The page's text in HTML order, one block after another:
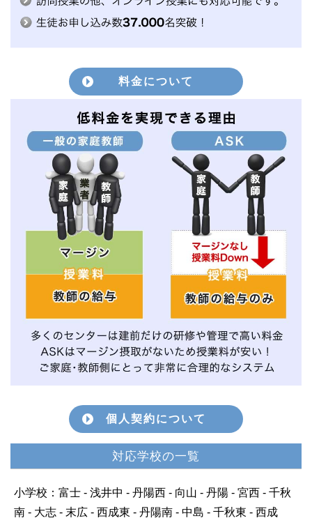
料金について
個人契約について
対応学校の一覧
小学校：富士 - 浅井中 - 丹陽西 - 向山 - 丹陽 - 宮西 - 千秋
南 - 大志 - 末広 - 西成東 - 丹陽南 - 中島 - 千秋東 - 西成